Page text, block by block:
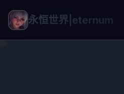
永恒世界|eternum